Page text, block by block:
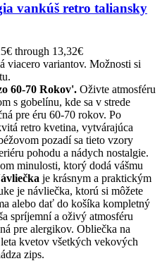
vankúš retro taliansky
through 13,32€
viacero variantov. Možnosti si
60-70 Rokov'. Oživte atmosféru
s gobelínu, kde sa v strede
pre éru 60-70 rokov. Po
retro kvetina, vytvárajúca
pozadí sa tieto vzory
pohodu a nádych nostalgie.
minulosti, ktorý dodá vášmu
je krásnym a praktickým
je návliečka, ktorú si môžete
alebo dať do košíka kompletný
spríjemní a oživý atmosféru
pre alergikov. Obliečka na
kvetov všetkých vekových
zips.